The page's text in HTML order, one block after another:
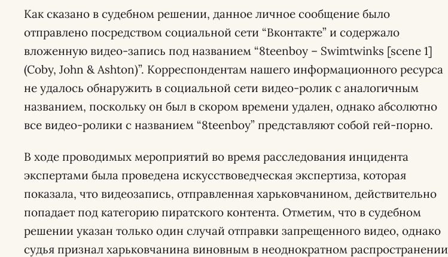
Как сказано в судебном решении, данное личное сообщение было
отправлено посредством социальной сети “Вконтакте” и содержало
вложенную видео-запись под названием “8teenboy – Swimtwinks [scene 1]
(Coby, John & Ashton)”. Корреспондентам нашего информационного ресурса
не удалось обнаружить в социальной сети видео-ролик с аналогичным
названием, поскольку он был в скором времени удален, однако абсолютно
все видео-ролики с названием “8teenboy” представляют собой гей-порно.
В ходе проводимых мероприятий во время расследования инцидента
экспертами была проведена искусствоведческая экспертиза, которая
показала, что видеозапись, отправленная харьковчанином, действительно
попадает под категорию пиратского контента. Отметим, что в судебном
решении указан только один случай отправки запрещенного видео, однако
судья признал харьковчанина виновным в неоднократном распространении